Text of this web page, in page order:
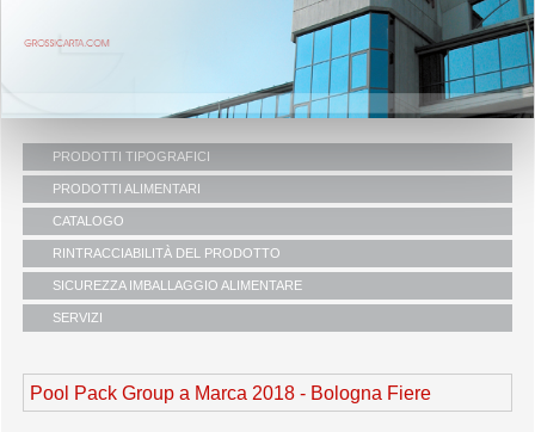
i partners
servizio clienti
fiere
PRODOTTI TIPOGRAFICI
carte da stampa
carte da taglio
carte certificate
campagne sostenibilità
PRODOTTI ALIMENTARI
linea be green
shopper biodegradabili
shopper in carta generiche
shopper in carta brandizzate
shopper boutique
borse riutilizzabili
sacchetti pane self
carta per alimenti
CATALOGO
panifici e pasticcerie
ortofrutta
macellerie e pescherie
gastronomie e ristorazione
take away articoli d’asporto
RINTRACCIABILITÀ DEL PRODOTTO
SICUREZZA IMBALLAGGIO ALIMENTARE
SERVIZI
rete vendita
consegne
Pool Pack Groupa Marca 2018 - Bologna Fiere